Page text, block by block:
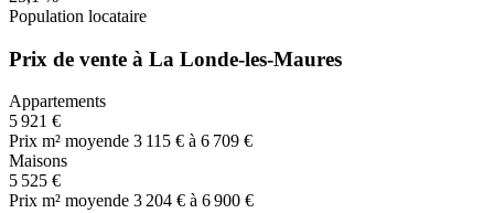
Population locataire
Prix de vente à La Londe-les-Maures
Appartements
5 921 €
Prix m² moyende 3 115 € à 6 709 €
Maisons
5 525 €
Prix m² moyende 3 204 € à 6 900 €